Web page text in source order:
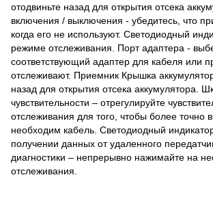
отодвиньте назад для открытия отсека
включения / выключения - убедитесь, что
когда его не используют. Светодиодный
режиме отслеживания. Порт адаптера -
соответствующий адаптер для кабеля или
отслеживают. Приемник Крышка
назад для открытия отсека аккумулятора.
чувствительности – отрегулируйте
отслеживания для того, чтобы более точно
необходим кабель. Светодиодный
получении данных от удаленного
диагностики – непрерывно нажимайте на
отслеживания.